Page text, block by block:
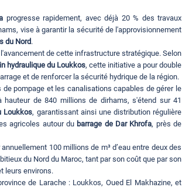
progresse rapidement, avec déjà 20 % des travaux
vise à garantir la sécurité de l'approvisionnement
du Nord.
de cette infrastructure stratégique. Selon
hydraulique du Loukkos, cette initiative a pour double
et de renforcer la sécurité hydrique de la région.
pompage et les canalisations capables de gérer le
hauteur de 840 millions de dirhams, s'étend sur 41
Loukkos, garantissant ainsi une distribution régulière
agricoles autour du barrage de Dar Khrofa, près de
100 millions de m³ d’eau entre deux des
du Nord du Maroc, tant par son coût que par son
leurs environs.
de Larache : Loukkos, Oued El Makhazine, et